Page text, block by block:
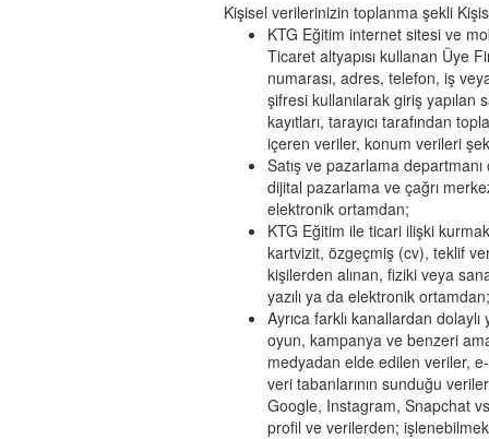
Kişisel verilerinizin toplanma şekli
KTG Eğitim internet sitesi ve
Ticaret altyapısı kullanan Üye
numarası, adres, telefon, iş
şifresi kullanılarak giriş
kayıtları, tarayıcı tarafından
içeren veriler, konum verileri
Satış ve pazarlama departmanı
dijital pazarlama ve çağrı
elektronik ortamdan;
KTG Eğitim ile ticari ilişki
kartvizit, özgeçmiş (cv), teklif
kişilerden alınan, fiziki veya
yazılı ya da elektronik ortamdan;
Ayrıca farklı kanallardan
oyun, kampanya ve benzeri
medyadan elde edilen veriler,
veri tabanlarının sunduğu
Google, Instagram, Snapchat
profil ve verilerden;